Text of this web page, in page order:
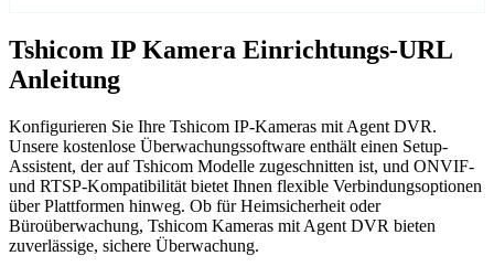
Tshicom IP Kamera Einrichtungs-URL
Anleitung
Konfigurieren Sie Ihre Tshicom IP-Kameras mit Agent DVR.
Unsere kostenlose Überwachungssoftware enthält einen Setup-
Assistent, der auf Tshicom Modelle zugeschnitten ist, und ONVIF-
und RTSP-Kompatibilität bietet Ihnen flexible Verbindungsoptionen
über Plattformen hinweg. Ob für Heimsicherheit oder
Büroüberwachung, Tshicom Kameras mit Agent DVR bieten
zuverlässige, sichere Überwachung.